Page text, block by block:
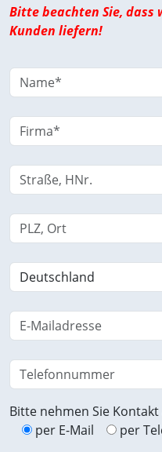
Bitte beachten Sie,
Kunden liefern!
Bitte nehmen Sie Kontakt
per E-Mail
per